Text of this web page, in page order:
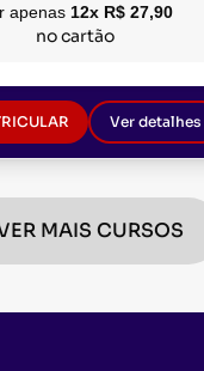
apenas 12x R$ 27,90
no cartão
Ver detalhes
MAIS CURSOS